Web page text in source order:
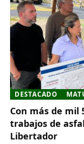
DESTACADO
Con más de mil
trabajos de
Libertador